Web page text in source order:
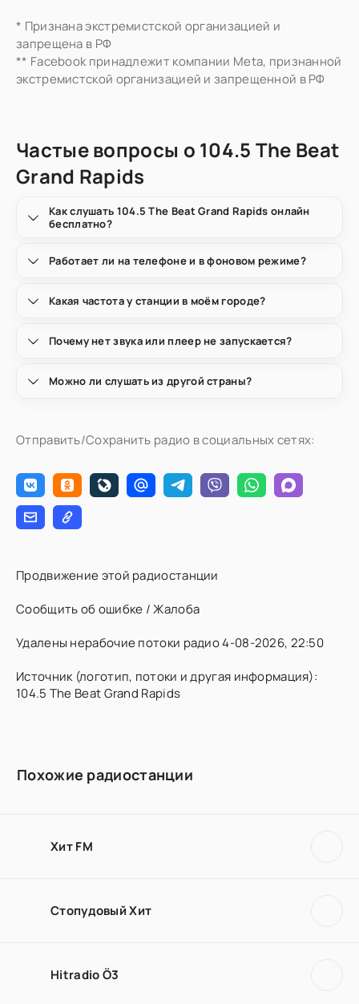
* Признана экстремистской организацией и
запрещена в РФ
** Facebook принадлежит компании Meta, признанной
экстремистской организацией и запрещенной в РФ
Частые вопросы о 104.5 The Beat
Grand Rapids
Как слушать 104.5 The Beat Grand Rapids онлайн
бесплатно?
Работает ли на телефоне и в фоновом режиме?
Какая частота у станции в моём городе?
Почему нет звука или плеер не запускается?
Можно ли слушать из другой страны?
Отправить/Сохранить радио в социальных сетях:
Продвижение этой радиостанции
Сообщить об ошибке / Жалоба
Удалены нерабочие потоки радио 4-08-2026, 22:50
Источник (логотип, потоки и другая информация):
104.5 The Beat Grand Rapids
Похожие радиостанции
Хит FM
Стопудовый Хит
Hitradio Ö3